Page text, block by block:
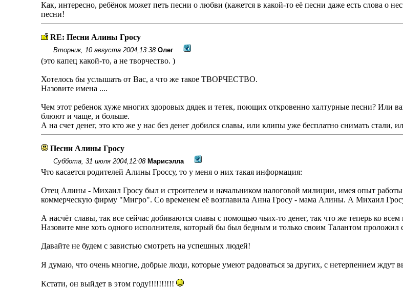
Как, интересно, ребëнок может петь песни о любви (кажется в какой-то еë песни даже есть слова о
песни!
RE: Песни Алины Гросу
Вторник, 10 августа 2004,13:38 Олег
(это капец какой-то, а не творчество. )
Хотелось бы услышать от Вас, а что же такое ТВОРЧЕСТВО.
Назовите имена ....
Чем этот ребенок хуже многих здоровых дядек и тетек, поющих откровенно халтурные песни? Или
блюют и чаще, и больше.
А на счет денег, это кто же у нас без денег добился славы, или клипы уже бесплатно снимать стали,
Песни Алины Гросу
Суббота, 31 июля 2004,12:08 Марисэлла
Что касается родителей Алины Гроссу, то у меня о них такая информация:
Отец Алины - Михаил Гросу был и строителем и начальником налоговой милиции, имея опыт
коммерческую фирму "Мигро". Со временем еë возглавила Анна Гросу - мама Алины. А Михаил
А насчëт славы, так все сейчас добиваются славы с помощью чьих-то денег, так что же теперь ко всем
Назовите мне хоть одного исполнителя, который бы был бедным и только своим Талантом проложил
Давайте не будем с завистью смотреть на успешных людей!
Я думаю, что очень многие, добрые люди, которые умеют радоваться за других, с нетерпением ждут
Кстати, он выйдет в этом году!!!!!!!!!!